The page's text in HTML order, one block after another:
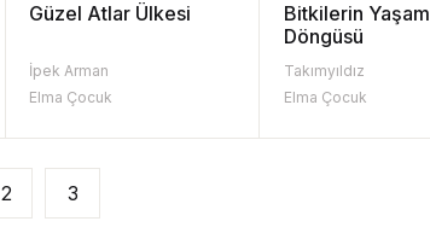
Güzel Atlar Ülkesi
İpek Arman
Elma Çocuk
Bitkilerin Yaşam
Döngüsü
Takımyıldız
Elma Çocuk
2 3